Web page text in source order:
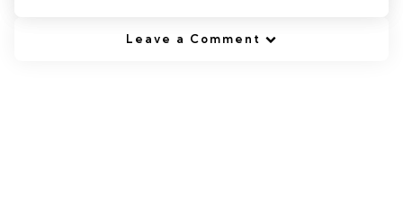
Leave a Comment